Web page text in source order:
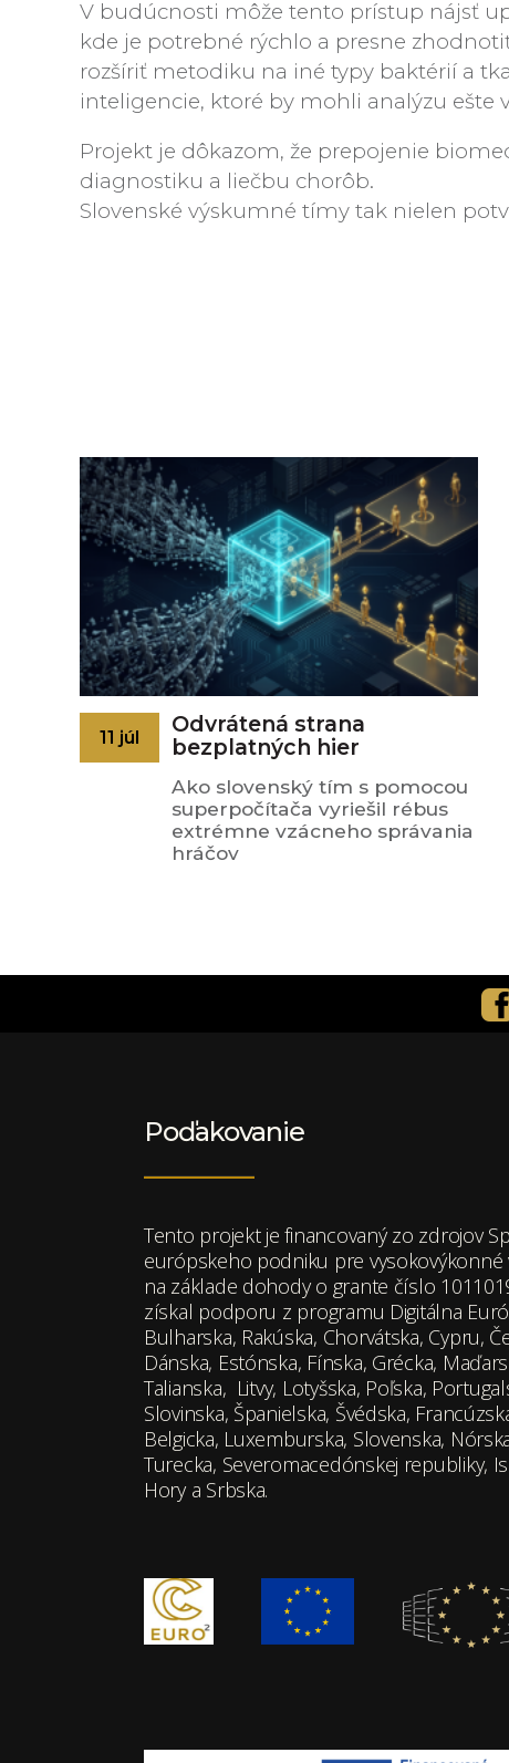
V budúcnosti môže tento prístup nájsť
kde je potrebné rýchlo a presne
rozšíriť metodiku na iné typy baktérií a
inteligencie, ktoré by mohli analýzu ešte
Projekt je dôkazom, že prepojenie
diagnostiku a liečbu chorôb.
Slovenské výskumné tímy tak nielen
Odvrátená strana
bezplatných hier
11 júl
Ako slovenský tím s pomocou
superpočítača vyriešil rébus
extrémne vzácneho správania
hráčov
Poďakovanie
Tento projekt je financovaný zo zdrojov
európskeho podniku pre vysokovýkonné
na základe dohody o grante číslo
získal podporu z programu Digitálna
Bulharska, Rakúska, Chorvátska, Cypru,
Dánska, Estónska, Fínska, Grécka,
Talianska, Litvy, Lotyšska, Poľska,
Slovinska, Španielska, Švédska,
Belgicka, Luxemburska, Slovenska,
Turecka, Severomacedónskej republiky,
Hory a Srbska.